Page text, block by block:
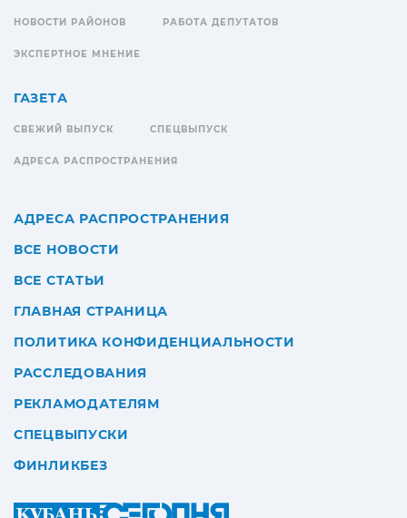
НОВОСТИ РАЙОНОВ РАБОТА ДЕПУТАТОВ
ЭКСПЕРТНОЕ МНЕНИЕ
ГАЗЕТА
СВЕЖИЙ ВЫПУСК СПЕЦВЫПУСК
АДРЕСА РАСПРОСТРАНЕНИЯ
АДРЕСА РАСПРОСТРАНЕНИЯ
ВСЕ НОВОСТИ
ВСЕ СТАТЬИ
ГЛАВНАЯ СТРАНИЦА
ПОЛИТИКА КОНФИДЕНЦИАЛЬНОСТИ
РАССЛЕДОВАНИЯ
РЕКЛАМОДАТЕЛЯМ
СПЕЦВЫПУСКИ
ФИНЛИКБЕЗ